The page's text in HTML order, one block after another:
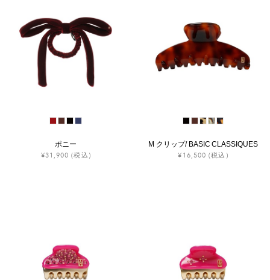
ポニー
¥31,900 (税込)
M クリップ/ BASIC CLASSIQUES
¥16,500 (税込)